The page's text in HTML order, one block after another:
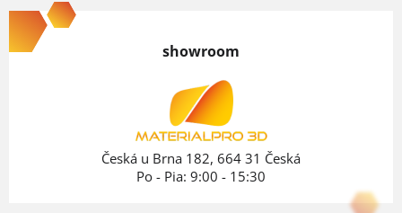
á
p
showroom
Česká u Brna 182, 664 31 Česká
Po - Pia: 9:00 - 15:30